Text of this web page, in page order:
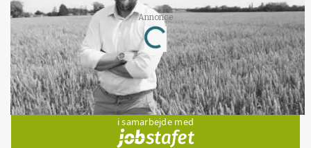
Annonce
Loading...
Jobs
i samarbejde med